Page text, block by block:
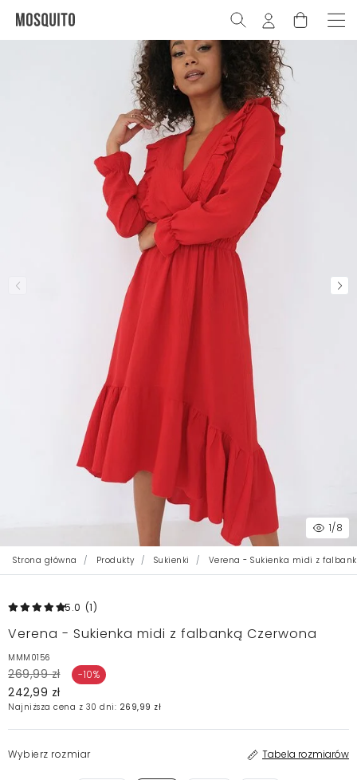
1/8
Strona główna Produkty Sukienki Verena - Sukienka midi z
5.0 (1)
Verena - Sukienka midi z falbanką Czerwona
MMM0156
269,99 zł -10%
242,99 zł
Najniższa cena z 30 dni: 269,99 zł
Wybierz rozmiar Tabela rozmiarów